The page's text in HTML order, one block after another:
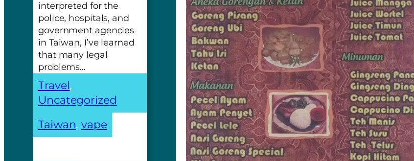
interpreted for the
police, hospitals, and
government agencies
in Taiwan, I’ve learned
that many legal
problems…
Travel
Uncategorized
Taiwan, vape